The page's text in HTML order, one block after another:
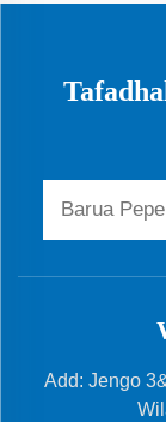
Add: Jengo